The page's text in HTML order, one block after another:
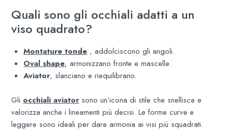
Quali sono gli occhiali adatti a un
viso quadrato?
Montature tonde , addolciscono gli angoli.
Oval shape, armonizzano fronte e mascelle.
Aviator, slanciano e riequilibrano.
Gli occhiali aviator sono un’icona di stile che snellisce e
valorizza anche i lineamenti più decisi. Le forme curve e
leggere sono ideali per dare armonia ai visi più squadrati.